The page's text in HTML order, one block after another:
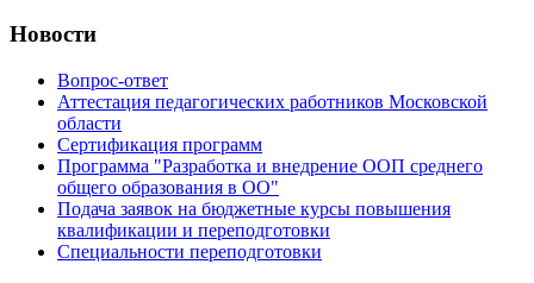
Новости
Вопрос-ответ
Аттестация педагогических работников Московской
области
Сертификация программ
Программа "Разработка и внедрение ООП среднего
общего образования в ОО"
Подача заявок на бюджетные курсы повышения
квалификации и переподготовки
Специальности переподготовки